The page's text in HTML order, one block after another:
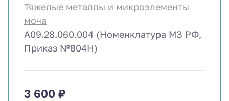
Тяжелые металлы и микроэлементы
моча
A09.28.060.004 (Номенклатура МЗ РФ,
Приказ №804Н)
3 600 ₽